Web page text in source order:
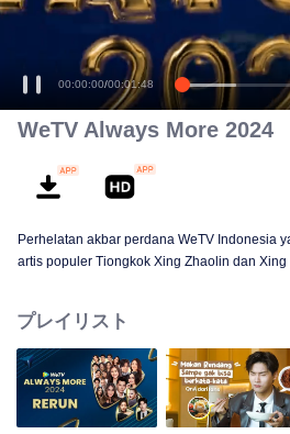
00:00:00/00:01:48
WeTV Always More 2024
Perhelatan akbar perdana WeTV Indonesia
artis populer Tiongkok Xing Zhaolin dan
banyak lagi. Plus penampilan spesial dari
Indonesia juga mengumumkan WeTV
tahun mendatang.
プレイリスト